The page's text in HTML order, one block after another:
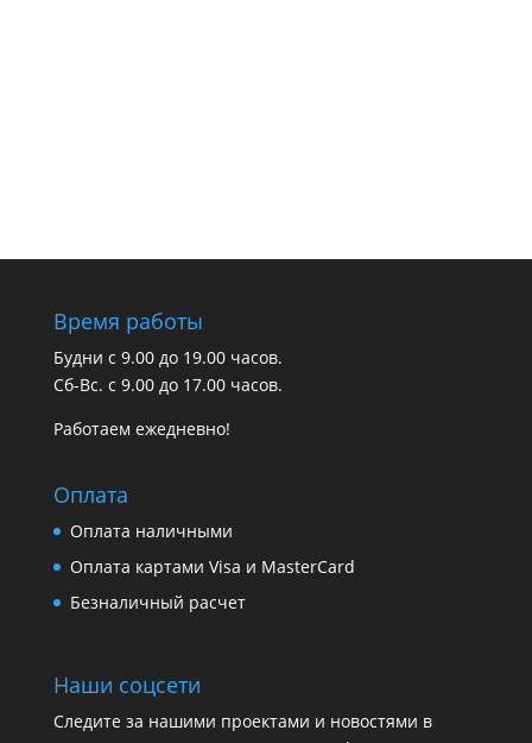
Время работы
Будни с 9.00 до 19.00 часов.
Сб-Вс. с 9.00 до 17.00 часов.
Работаем ежедневно!
Оплата
Оплата наличными
Оплата картами Visa и MasterCard
Безналичный расчет
Наши соцсети
Следите за нашими проектами и новостями в